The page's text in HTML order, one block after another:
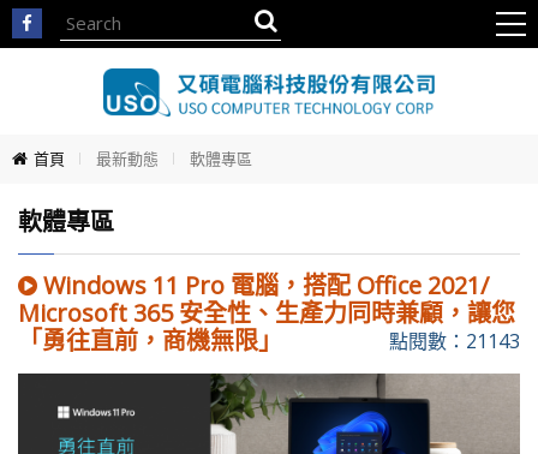
首頁 最新動態 軟體專區
軟體專區
Windows 11 Pro 電腦，搭配 Office 2021/
Microsoft 365 安全性、生產力同時兼顧，讓您
「勇往直前，商機無限」
點閱數：21143